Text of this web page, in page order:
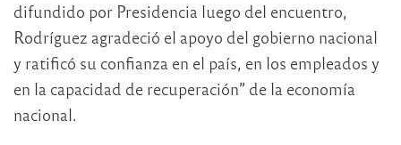
difundido por Presidencia luego del encuentro,
Rodríguez agradeció el apoyo del gobierno nacional
y ratificó su confianza en el país, en los empleados y
en la capacidad de recuperación” de la economía
nacional.